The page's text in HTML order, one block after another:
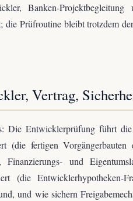
Banken-Projektbegleitung
die Prüfroutine bleibt trotzdem
Vertrag,
Die Entwicklerprüfung führt
(die fertigen Vorgängerbauten
Finanzierungs- und
(die Entwicklerhypotheken-
und wie sichern